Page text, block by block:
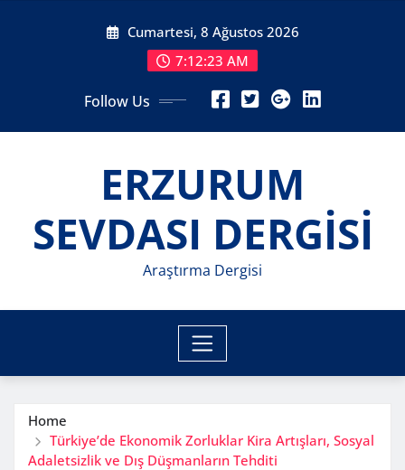
Cumartesi, 8 Ağustos 2026
7:12:25 AM
Follow Us
ERZURUM
SEVDASI DERGİSİ
Araştırma Dergisi
Home
Türkiye’de Ekonomik Zorluklar Kira Artışları, Sosyal
Adaletsizlik ve Dış Düşmanların Tehditi